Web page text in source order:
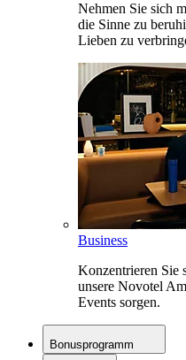
Nehmen Sie sich
die Sinne zu
Lieben zu
Business
Konzentrieren Sie
unsere Novotel
Events sorgen.
Bonusprogramm